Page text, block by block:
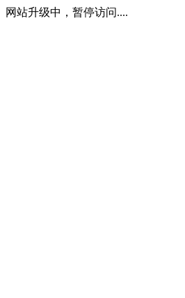
网站升级中，暂停访问....